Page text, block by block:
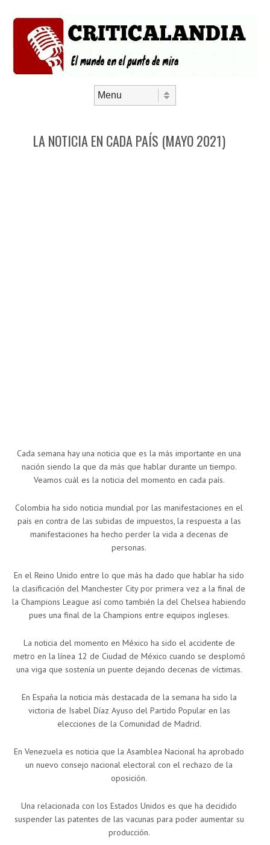
LA NOTICIA EN CADA PAÍS (MAYO 2021)
Cada semana hay una noticia que es la más importante en una
nación siendo la que da más que hablar durante un tiempo.
Veamos cuál es la noticia del momento en cada país.
Colombia ha sido noticia mundial por las manifestaciones en el
país en contra de las subidas de impuestos, la respuesta a las
manifestaciones ha hecho perder la vida a decenas de
personas.
En el Reino Unido entre lo que más ha dado que hablar ha sido
la clasificación del Manchester City por primera vez a la final de
la Champions League así como también la del Chelsea habiendo
pues una final de la Champions entre equipos ingleses.
La noticia del momento en México ha sido el accidente de
metro en la línea 12 de Ciudad de México cuando se desplomó
una viga que sostenía un puente dejando decenas de víctimas.
En España la noticia más destacada de la semana ha sido la
victoria de Isabel Díaz Ayuso del Partido Popular en las
elecciones de la Comunidad de Madrid.
En Venezuela es noticia que la Asamblea Nacional ha aprobado
un nuevo consejo nacional electoral con el rechazo de la
oposición.
Una relacionada con los Estados Unidos es que ha decidido
suspender las patentes de las vacunas para poder aumentar su
producción.